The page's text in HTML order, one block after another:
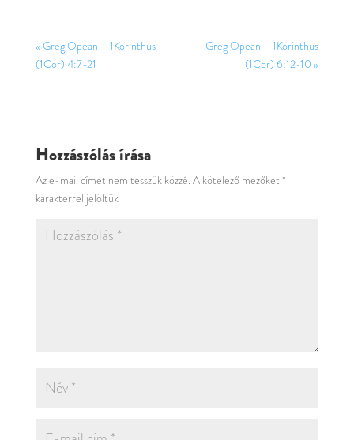
« Greg Opean – 1Korinthus
(1Cor) 4:7-21
Greg Opean – 1Korinthus
(1Cor) 6:12-10 »
Hozzászólás írása
Az e-mail címet nem tesszük közzé. A kötelező mezőket *
karakterrel jelöltük